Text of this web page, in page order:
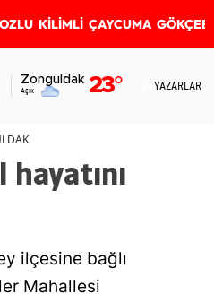
KİLİMLİ ÇAYCUMA
Zonguldak
Açık 23° YAZARLAR
hayatını
ilçesine bağlı
Mahallesi